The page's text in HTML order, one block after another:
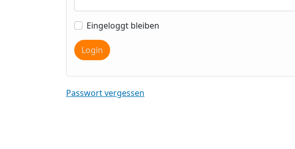
Eingeloggt bleiben
Login
Passwort vergessen